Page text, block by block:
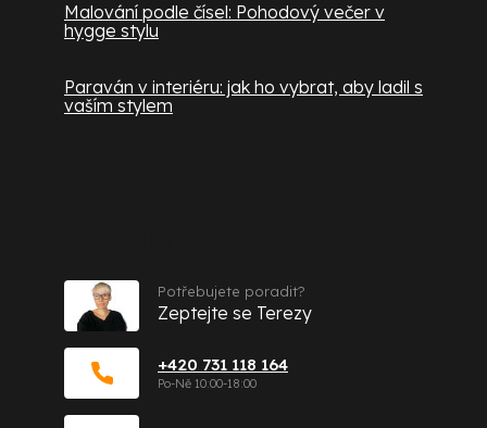
Malování podle čísel: Pohodový večer v
hygge stylu
Paraván v interiéru: jak ho vybrat, aby ladil s
vaším stylem
+420 731 118 164
Potřebujete poradit?
Zeptejte se Terezy